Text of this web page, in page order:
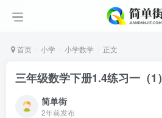
首页 小学 小学数学 正文
三年级数学下册1.4练习一（1）
简单街
2年前发布